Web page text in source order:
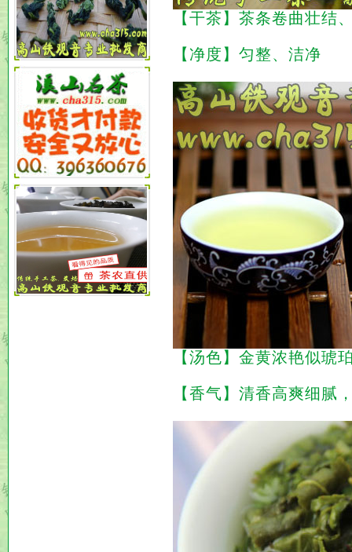
【干茶】茶条卷曲壮结
【净度】匀整、洁净
【汤色】金黄浓艳似琥
【香气】清香高爽细腻